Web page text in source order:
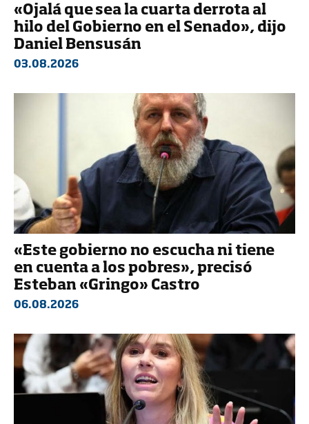
«Ojalá que sea la cuarta derrota al
hilo del Gobierno en el Senado», dijo
Daniel Bensusán
03.08.2026
«Este gobierno no escucha ni tiene
en cuenta a los pobres», precisó
Esteban «Gringo» Castro
06.08.2026